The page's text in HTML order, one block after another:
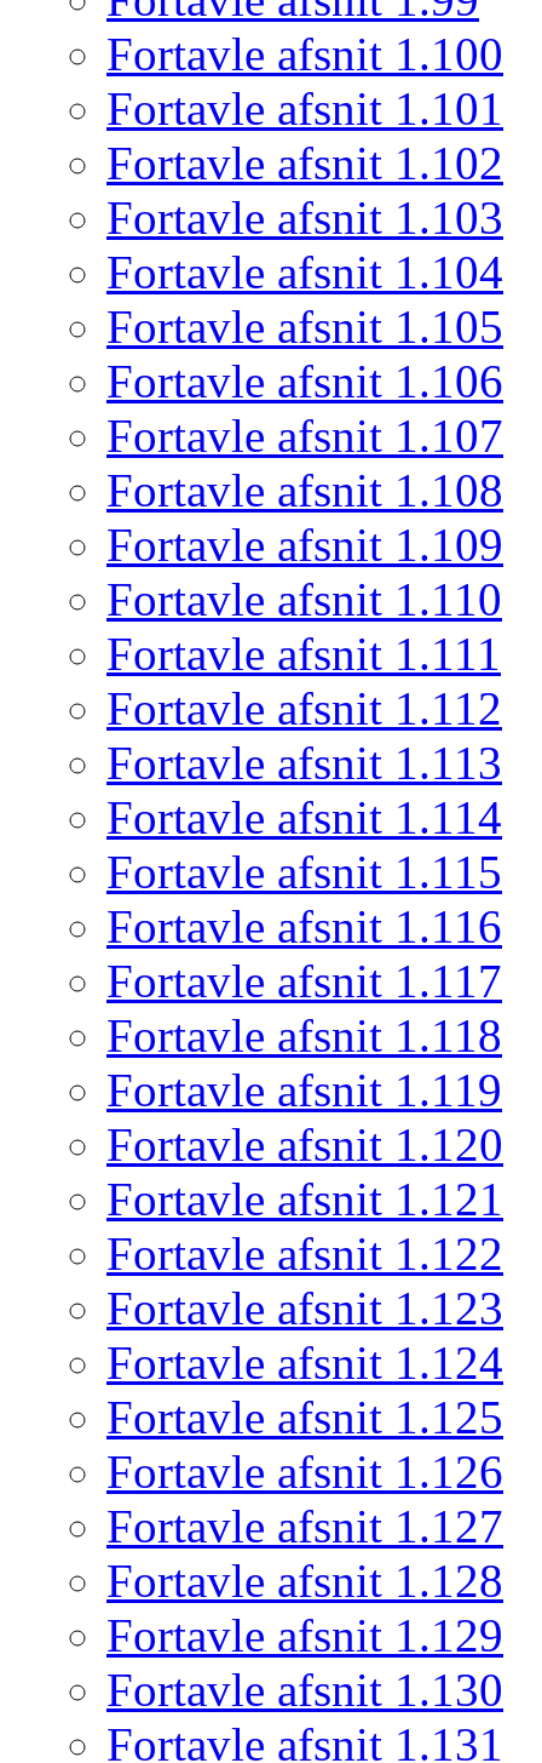
Fortavle afsnit 1.100
Fortavle afsnit 1.101
Fortavle afsnit 1.102
Fortavle afsnit 1.103
Fortavle afsnit 1.104
Fortavle afsnit 1.105
Fortavle afsnit 1.106
Fortavle afsnit 1.107
Fortavle afsnit 1.108
Fortavle afsnit 1.109
Fortavle afsnit 1.110
Fortavle afsnit 1.111
Fortavle afsnit 1.112
Fortavle afsnit 1.113
Fortavle afsnit 1.114
Fortavle afsnit 1.115
Fortavle afsnit 1.116
Fortavle afsnit 1.117
Fortavle afsnit 1.118
Fortavle afsnit 1.119
Fortavle afsnit 1.120
Fortavle afsnit 1.121
Fortavle afsnit 1.122
Fortavle afsnit 1.123
Fortavle afsnit 1.124
Fortavle afsnit 1.125
Fortavle afsnit 1.126
Fortavle afsnit 1.127
Fortavle afsnit 1.128
Fortavle afsnit 1.129
Fortavle afsnit 1.130
Fortavle afsnit 1.131